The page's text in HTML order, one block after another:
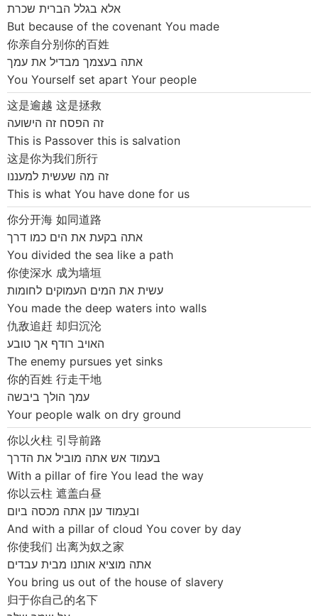
אלא בגלל הברית שכרת
But because of the covenant You made
你亲自分别你的百姓
אתה בעצמך מבדיל את עמך
You Yourself set apart Your people
这是逾越 这是拯救
זה הפסח זה הישועה
This is Passover this is salvation
这是你为我们所行
זה מה שעשית למעננו
This is what You have done for us
你分开海 如同道路
אתה בקעת את הים כמו דרך
You divided the sea like a path
你使深水 成为墙垣
עשית את המים העמוקים לחומות
You made the deep waters into walls
仇敌追赶 却归沉沦
האויב רודף אך טובע
The enemy pursues yet sinks
你的百姓 行走干地
עמך הולך ביבשה
Your people walk on dry ground
你以火柱 引导前路
בעמוד אש אתה מוביל את הדרך
With a pillar of fire You lead the way
你以云柱 遮盖白昼
ובעַמוד ענן אתה מכסה ביום
And with a pillar of cloud You cover by day
你使我们 出离为奴之家
אתה מוציא אותנו מבית עבדים
You bring us out of the house of slavery
归于你自己的名下